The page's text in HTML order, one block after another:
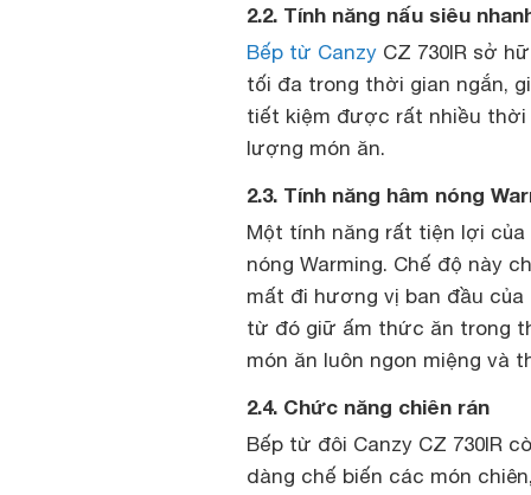
2.2. Tính năng nấu siêu
Bếp từ Canzy CZ 730IR sở
tối đa trong thời gian ngắn,
tiết kiệm được rất nhiều thời
lượng món ăn.
2.3. Tính năng hâm nóng
Một tính năng rất tiện lợi của
nóng Warming. Chế độ này
mất đi hương vị ban đầu
từ đó giữ ấm thức ăn trong
món ăn luôn ngon miệng và
2.4. Chức năng chiên rán
Bếp từ đôi Canzy CZ 730IR
dàng chế biến các món